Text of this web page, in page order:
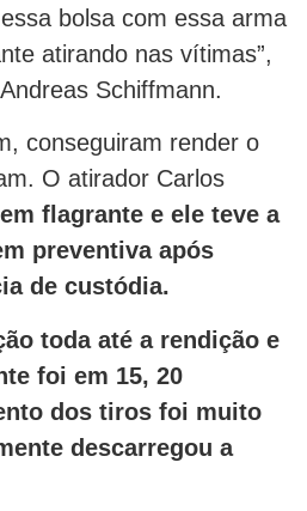
bolsa com essa arma
atirando nas vítimas”,
Schiffmann.
conseguiram render o
O atirador Carlos
flagrante e ele teve a
preventiva após
de custódia.
toda até a rendição e
foi em 15, 20
dos tiros foi muito
descarregou a